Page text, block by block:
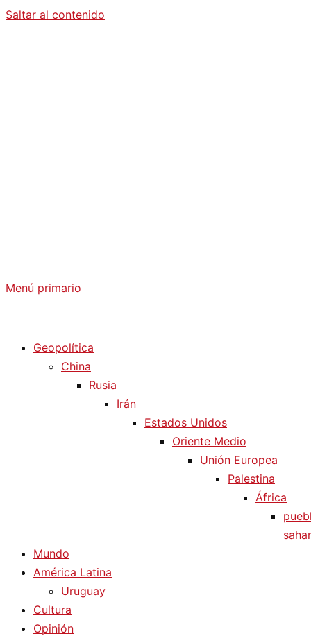
Saltar al contenido
Menú primario
Geopolítica
China
Rusia
Irán
Estados Unidos
Oriente Medio
Unión Europea
Palestina
África
Mundo
América Latina
Uruguay
Cultura
Opinión